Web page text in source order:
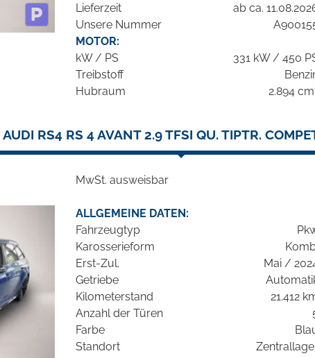
Lieferzeit
ab ca.
Unsere Nummer
MOTOR:
kW / PS
331 kW / 450
Treibstoff
Hubraum
2.894
AUDI RS4 RS 4 AVANT 2.9 TFSI QU. TIPTR.
MwSt. ausweisbar
ALLGEMEINE DATEN:
Fahrzeugtyp
Karosserieform
Erst-Zul.
Mai /
Getriebe
Kilometerstand
21.412
Anzahl der Türen
Farbe
Standort